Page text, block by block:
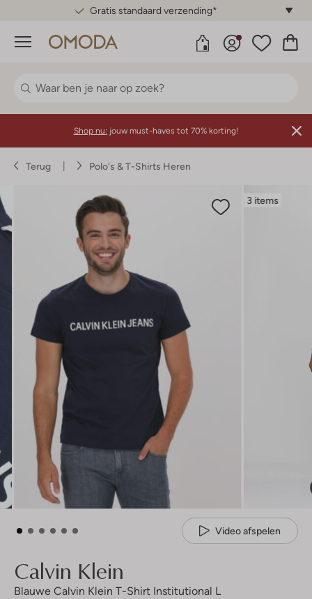
Gratis standaard verzending*
Menu
Shop nu: jouw must-haves tot 70% korting!
Terug Polo's & T-Shirts Heren
3 items
Video afspelen
Calvin Klein
Blauwe Calvin Klein T-Shirt Institutional L